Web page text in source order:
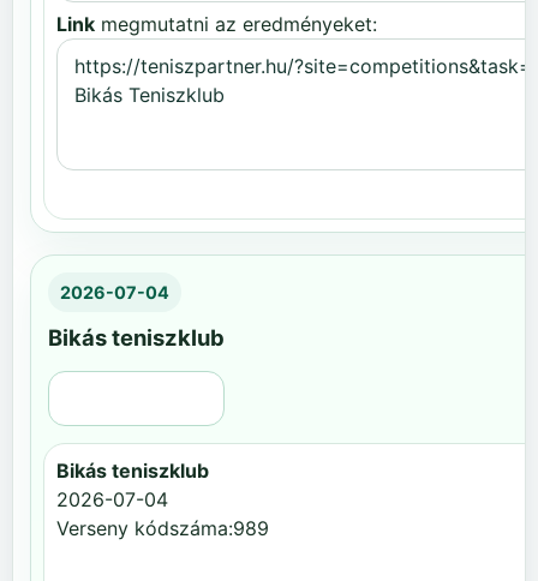
Link megmutatni az eredményeket:
2026-07-04
Bikás teniszklub
Bikás teniszklub
2026-07-04
Verseny kódszáma:989